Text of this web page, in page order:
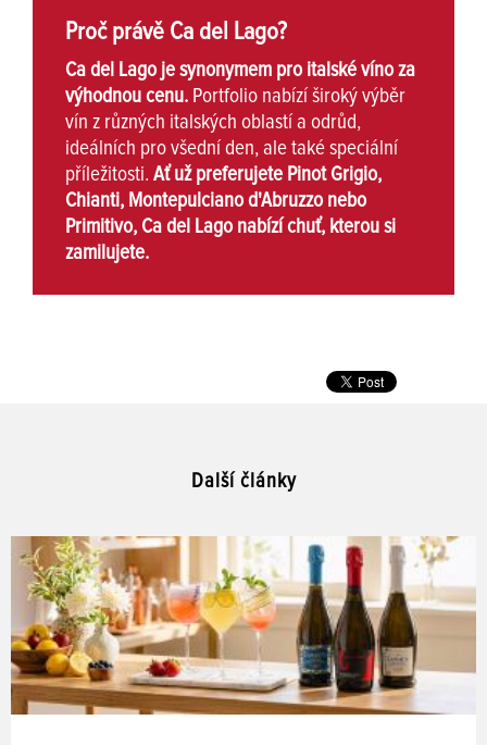
Proč právě Ca del Lago?
Ca del Lago je synonymem pro italské víno za
výhodnou cenu. Portfolio nabízí široký výběr
vín z různých italských oblastí a odrůd,
ideálních pro všední den, ale také speciální
příležitosti. Ať už preferujete Pinot Grigio,
Chianti, Montepulciano d'Abruzzo nebo
Primitivo, Ca del Lago nabízí chuť, kterou si
zamilujete.
Další články